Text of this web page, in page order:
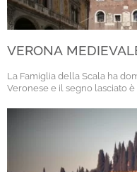
VERONA
La Famiglia della Scala ha
Veronese e il segno lasciato